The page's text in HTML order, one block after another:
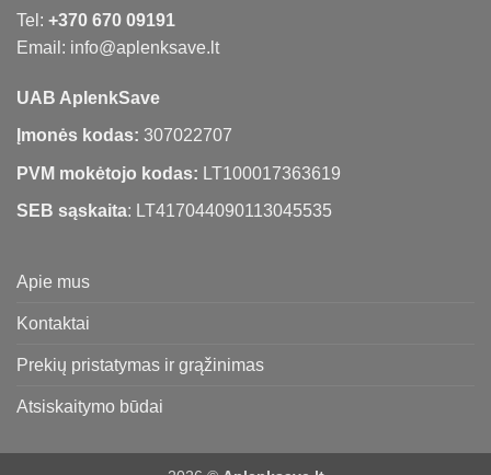
Tel: +370 670 09191
Email: info@aplenksave.lt
UAB AplenkSave
Įmonės kodas: 307022707
PVM mokėtojo kodas: LT100017363619
SEB sąskaita: LT417044090113045535
Apie mus
Kontaktai
Prekių pristatymas ir grąžinimas
Atsiskaitymo būdai